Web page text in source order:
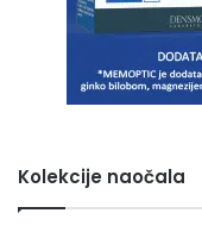
Kolekcije naočala